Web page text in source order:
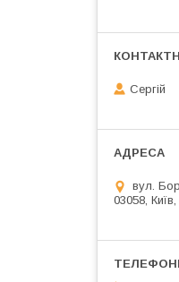
Сергій
вул.
03058,